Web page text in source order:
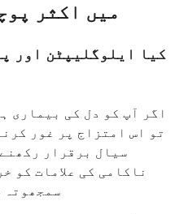
میں اکثر
کیا ایلوگلیپٹن اور
اگر آپ کو دل کی بیماری
تو اس امتزاج پر غور
سیال برقرار
ناکامی کی علامات کو
سمجھوتہ